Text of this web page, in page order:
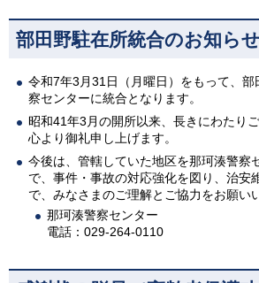
部田野駐在所統合のお知らせ
令和7年3月31日（月曜日）をもって、
察センターに統合となります。
昭和41年3月の開所以来、長きにわたり
心より御礼申し上げます。
今後は、管轄していた地区を那珂湊警察
で、事件・事故の対応強化を図り、治安
で、みなさまのご理解とご協力をお願い
那珂湊警察センター
電話：029-264-0110